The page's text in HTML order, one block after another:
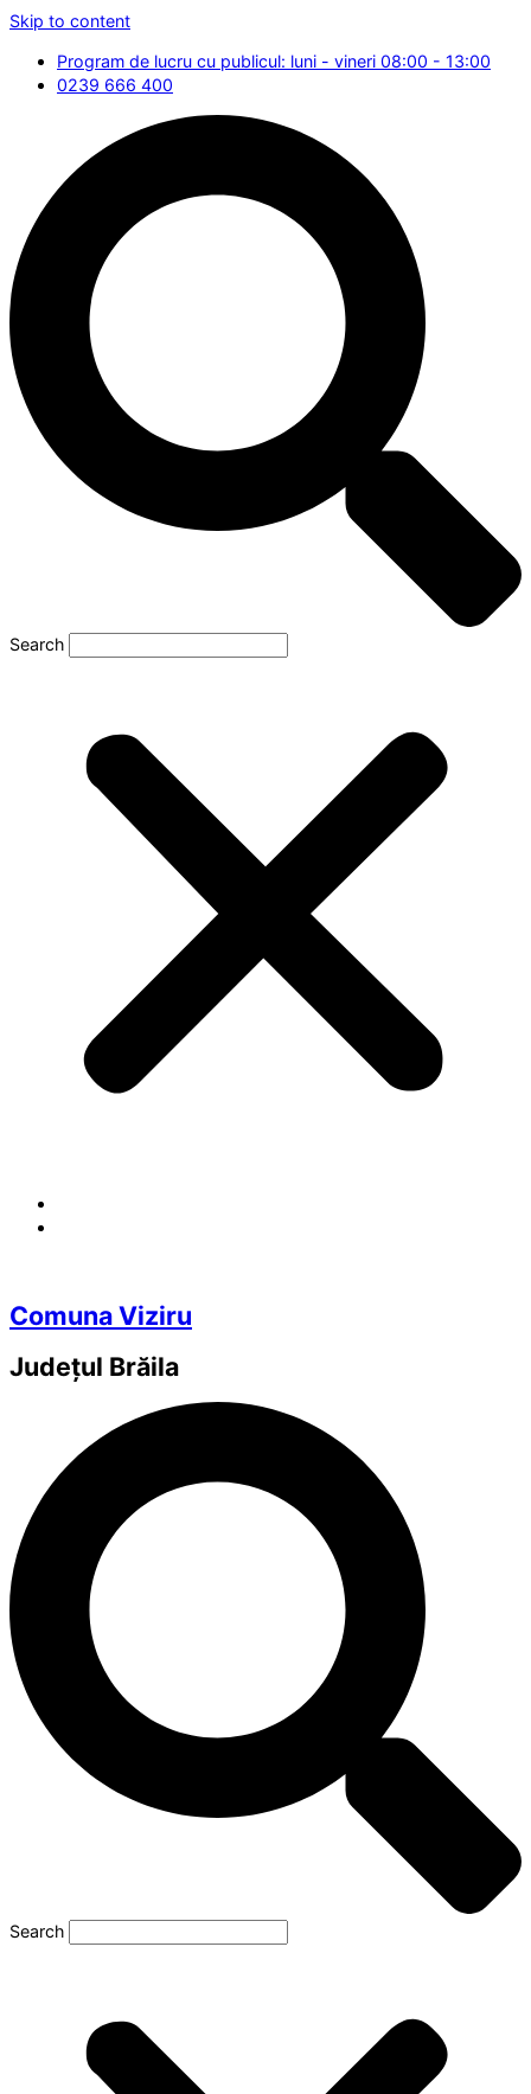
Skip to content
Program de lucru cu publicul: luni - vineri 08:00 - 13:00
0239 666 400
Search
Comuna Viziru
Județul Brăila
Search